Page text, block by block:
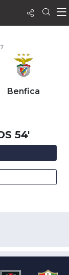
Benfica
54'